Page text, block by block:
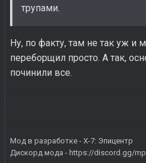
трупами.
Ну, по факту, там не так уж и
переборщил просто. А так,
починили все.
Мод в разработке - X-7: Эпицентр
Дискорд мода - https://discord.gg/